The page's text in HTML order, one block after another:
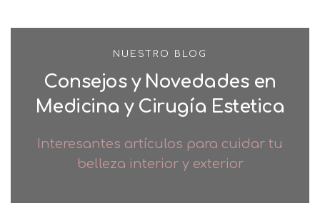
NUESTRO BLOG
Consejos y Novedades en
Medicina y Cirugía Estetica
Interesantes artículos para cuidar tu
belleza interior y exterior